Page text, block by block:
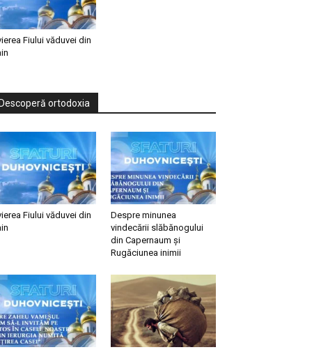
Fiului văduvei din
ortodoxia
Fiului văduvei din
Despre minunea
vindecării slăbănogului
din Capernaum și
Rugăciunea inimii